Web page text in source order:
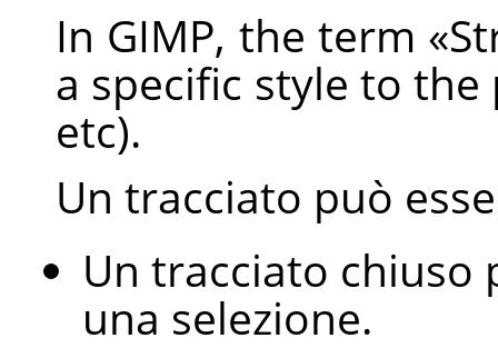
In GIMP, the term «
a specific style to
etc).
Un tracciato può
Un tracciato chiuso
una selezione.